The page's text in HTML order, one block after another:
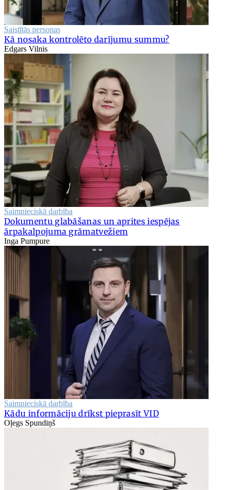
Saistītās personas
Kā nosaka kontrolēto darījumu summu?
Edgars Vilnis
Saimnieciskā darbība
Dokumentu glabāšanas un aprites iespējas
ārpakalpojuma grāmatvežiem
Inga Pumpure
Saimnieciskā darbība
Kādu informāciju drīkst pieprasīt VID
Oļegs Spundiņš